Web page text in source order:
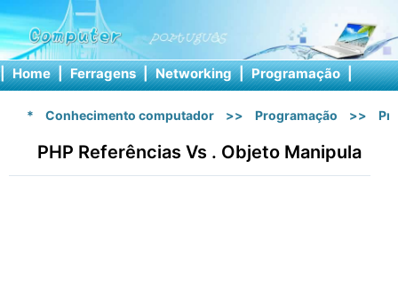
| Home | Ferragens | Networking | Programação |
* Conhecimento computador >> Programação >>
PHP Referências Vs . Objeto Manipula